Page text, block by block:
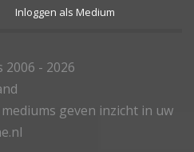
Inloggen als Medium
2006 - 2026
geven inzicht in uw